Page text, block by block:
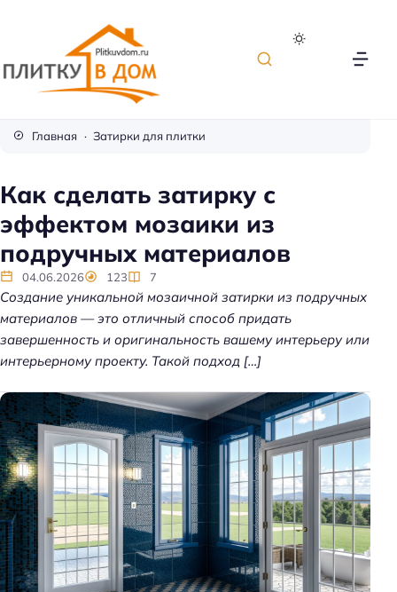
к
а
л
я
о
т
д
е
л
к
и
д
о
м
а
Главная Затирки для плитки
Как сделать затирку с
эффектом мозаики из
подручных материалов
04.06.2026 123 7
Создание уникальной мозаичной затирки из подручных
материалов — это отличный способ придать
завершенность и оригинальность вашему интерьеру или
интерьерному проекту. Такой подход […]